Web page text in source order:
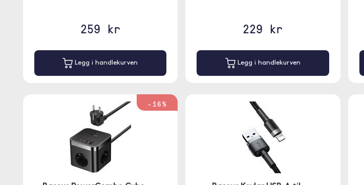
259 kr
Legg i handlekurven
229 kr
Legg i handlekurven
-16%